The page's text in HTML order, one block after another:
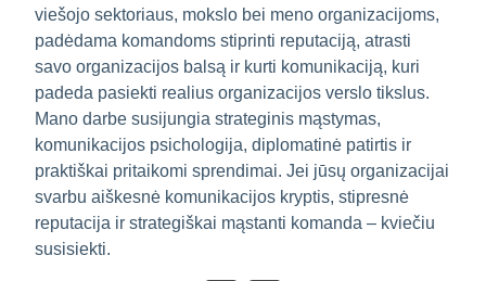
viešojo sektoriaus, mokslo bei meno organizacijoms,
padėdama komandoms stiprinti reputaciją, atrasti
savo organizacijos balsą ir kurti komunikaciją, kuri
padeda pasiekti realius organizacijos verslo tikslus.
Mano darbe susijungia strateginis mąstymas,
komunikacijos psichologija, diplomatinė patirtis ir
praktiškai pritaikomi sprendimai. Jei jūsų organizacijai
svarbu aiškesnė komunikacijos kryptis, stipresnė
reputacija ir strategiškai mąstanti komanda – kviečiu
susisiekti.